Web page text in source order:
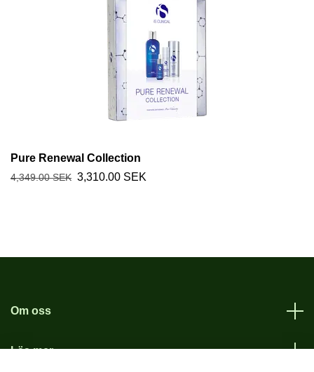
Pure Renewal Collection
4,349.00 SEK 3,310.00 SEK
Om oss
Läs mer